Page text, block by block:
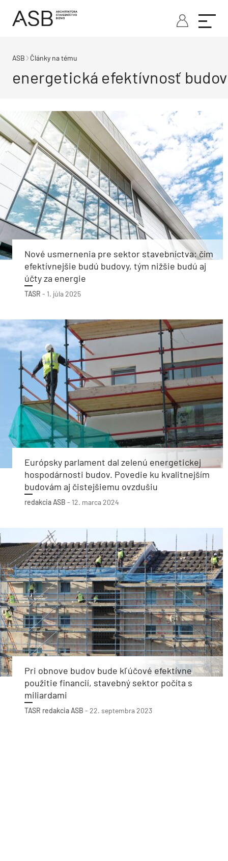
ASB Články na tému
energetická efektívnosť budov
Nové usmernenia pre sektor stavebníctva: čím
efektívnejšie budú budovy, tým nižšie budú aj
účty za energie
TASR - 1. júla 2025
Európsky parlament dal zelenú energetickej
hospodárnosti budov. Povedie ku kvalitnejším
budovám aj čistejšiemu ovzdušiu
redakcia ASB - 12. marca 2024
Pri obnove budov bude kľúčové efektívne
použitie financií, stavebný sektor počíta s
miliardami
TASR redakcia ASB - 22. septembra 2023